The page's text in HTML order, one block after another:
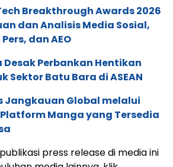
Breakthrough Awards 2026
dan Analisis Media Sosial,
dan AEO
Desak Perbankan Hentikan
Sektor Batu Bara di ASEAN
Jangkauan Global melalui
Platform Manga yang Tersedia
press release di media ini